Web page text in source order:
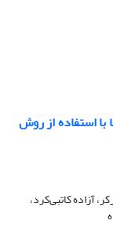
استفاده از روش
آزاده کاتبی‌کرد،